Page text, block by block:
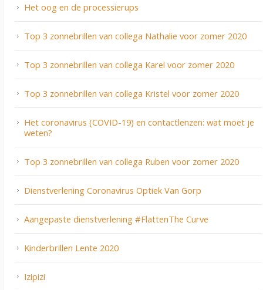
Het oog en de processierups
Top 3 zonnebrillen van collega Nathalie voor zomer 2020
Top 3 zonnebrillen van collega Karel voor zomer 2020
Top 3 zonnebrillen van collega Kristel voor zomer 2020
Het coronavirus (COVID-19) en contactlenzen: wat moet je
weten?
Top 3 zonnebrillen van collega Ruben voor zomer 2020
Dienstverlening Coronavirus Optiek Van Gorp
Aangepaste dienstverlening #FlattenThe Curve
Kinderbrillen Lente 2020
Izipizi